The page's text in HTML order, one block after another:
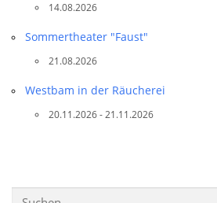
14.08.2026
Sommertheater "Faust"
21.08.2026
Westbam in der Räucherei
20.11.2026 - 21.11.2026